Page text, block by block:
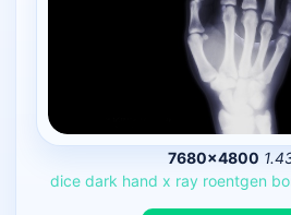
7680×4800
dice dark hand x ray roentgen